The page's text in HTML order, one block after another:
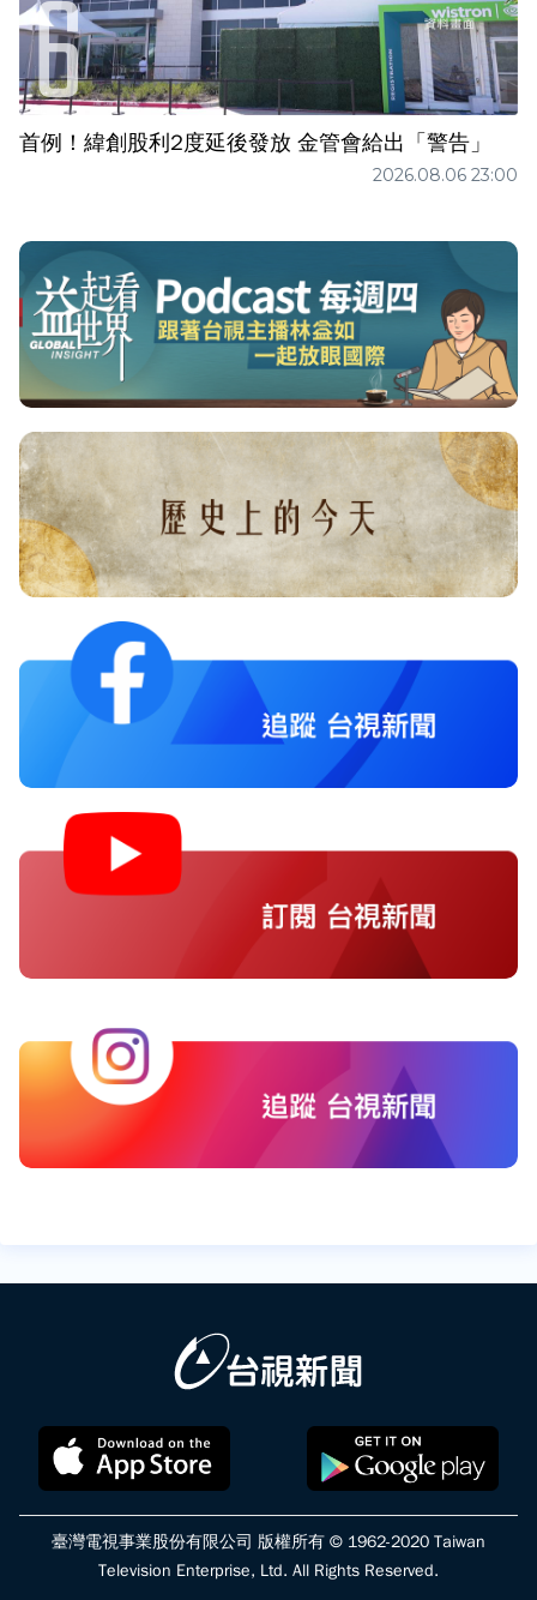
首例！緯創股利2度延後發放 金管會給出「警告」
2026.08.06 23:00
臺灣電視事業股份有限公司 版權所有 © 1962-2020 Taiwan
Television Enterprise, Ltd. All Rights Reserved.